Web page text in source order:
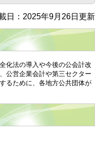
日：2025年9月26日更新
化法の導入や今後の公会計改
公営企業会計や第三セクター
るために、各地方公共団体が